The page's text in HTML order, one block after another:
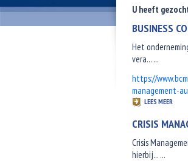
U heeft
BUSINESS
Het
vera... ...
https://
management-
LEES MEER
CRISIS
Crisis
hierbij... ...